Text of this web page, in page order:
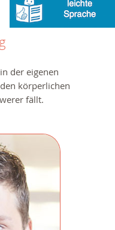
der eigenen
körperlichen
fällt.